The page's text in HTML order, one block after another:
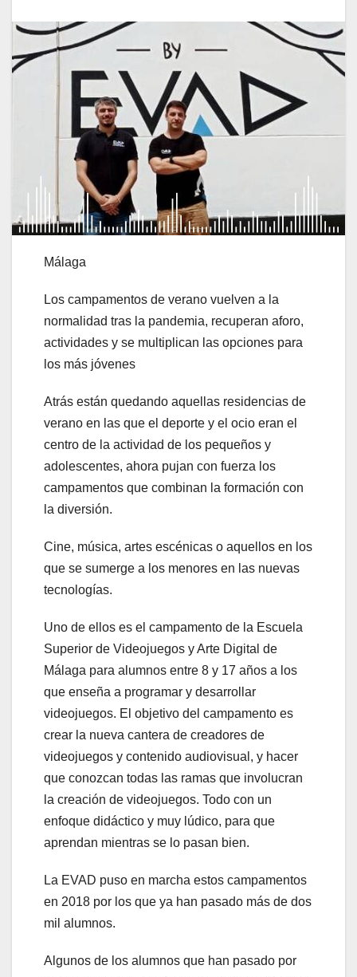
Málaga
Los campamentos de verano vuelven a la
normalidad tras la pandemia, recuperan aforo,
actividades y se multiplican las opciones para
los más jóvenes
Atrás están quedando aquellas residencias de
verano en las que el deporte y el ocio eran el
centro de la actividad de los pequeños y
adolescentes, ahora pujan con fuerza los
campamentos que combinan la formación con
la diversión.
Cine, música, artes escénicas o aquellos en los
que se sumerge a los menores en las nuevas
tecnologías.
Uno de ellos es el campamento de la Escuela
Superior de Videojuegos y Arte Digital de
Málaga para alumnos entre 8 y 17 años a los
que enseña a programar y desarrollar
videojuegos. El objetivo del campamento es
crear la nueva cantera de creadores de
videojuegos y contenido audiovisual, y hacer
que conozcan todas las ramas que involucran
la creación de videojuegos. Todo con un
enfoque didáctico y muy lúdico, para que
aprendan mientras se lo pasan bien.
La EVAD puso en marcha estos campamentos
en 2018 por los que ya han pasado más de dos
mil alumnos.
Algunos de los alumnos que han pasado por